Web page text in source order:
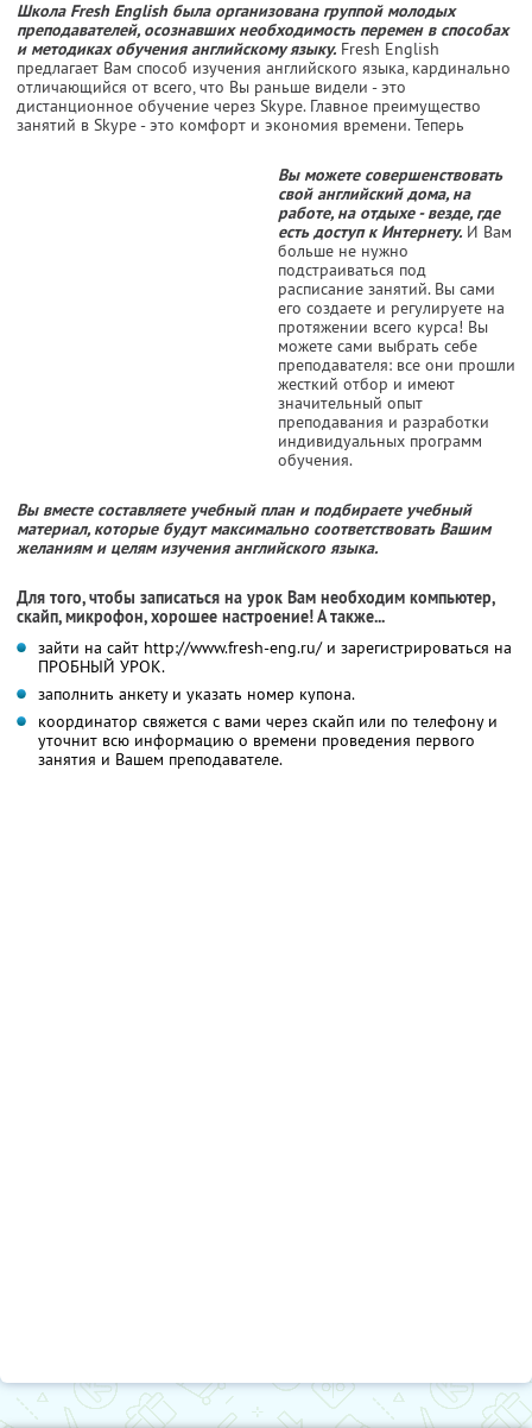
Школа Fresh English была организована группой молодых
преподавателей, осознавших необходимость перемен в способах
и методиках обучения английскому языку. Fresh English
предлагает Вам способ изучения английского языка, кардинально
отличающийся от всего, что Вы раньше видели - это
дистанционное обучение через Skype. Главное преимущество
занятий в Skype - это комфорт и экономия времени. Теперь
Вы можете совершенствовать
свой английский дома, на
работе, на отдыхе - везде, где
есть доступ к Интернету. И Вам
больше не нужно
подстраиваться под
расписание занятий. Вы сами
его создаете и регулируете на
протяжении всего курса! Вы
можете сами выбрать себе
преподавателя: все они прошли
жесткий отбор и имеют
значительный опыт
преподавания и разработки
индивидуальных программ
обучения.
Вы вместе составляете учебный план и подбираете учебный
материал, которые будут максимально соответствовать Вашим
желаниям и целям изучения английского языка.
Для того, чтобы записаться на урок Вам необходим компьютер,
скайп, микрофон, хорошее настроение! А также...
зайти на сайт http://www.fresh-eng.ru/ и зарегистрироваться на
ПРОБНЫЙ УРОК.
заполнить анкету и указать номер купона.
координатор свяжется с вами через скайп или по телефону и
уточнит всю информацию о времени проведения первого
занятия и Вашем преподавателе.